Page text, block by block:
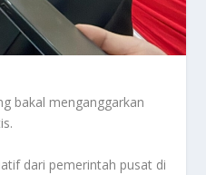
bakal menganggarkan
dari pemerintah pusat di